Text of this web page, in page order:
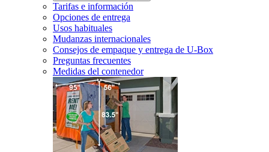
Tarifas e información
Opciones de entrega
Usos habituales
Mudanzas internacionales
Consejos de empaque y entrega de U-Box
Preguntas frecuentes
Medidas del contenedor